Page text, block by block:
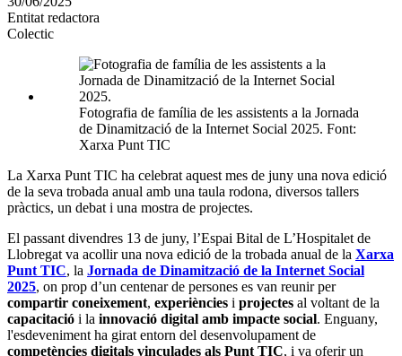
altres
xarxes
socials
Entitat redactora
Colectic
Fotografia de família de les assistents a la Jornada
de Dinamització de la Internet Social 2025. Font:
Xarxa Punt TIC
La Xarxa Punt TIC ha celebrat aquest mes de juny una nova edició
de la seva trobada anual amb una taula rodona, diversos tallers
pràctics, un debat i una mostra de projectes.
El passant divendres 13 de juny, l’Espai Bital de L’Hospitalet de
Llobregat va acollir una nova edició de la trobada anual de la Xarxa
Punt TIC, la Jornada de Dinamització de la Internet Social
2025, on prop d’un centenar de persones es van reunir per
compartir coneixement, experiències i projectes al voltant de la
capacitació i la innovació digital amb impacte social. Enguany,
l'esdeveniment ha girat entorn del desenvolupament de
competències digitals vinculades als Punt TIC, i va oferir un